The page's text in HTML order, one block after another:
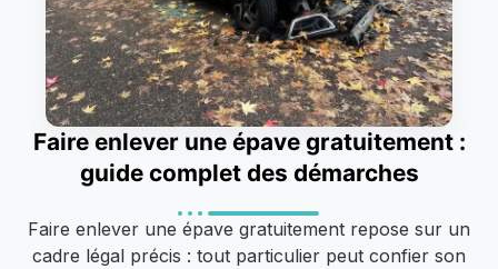
Faire enlever une épave gratuitement :
guide complet des démarches
Faire enlever une épave gratuitement repose sur un
cadre légal précis : tout particulier peut confier son